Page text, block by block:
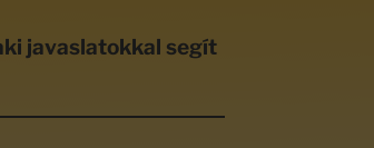
javaslatokkal segít